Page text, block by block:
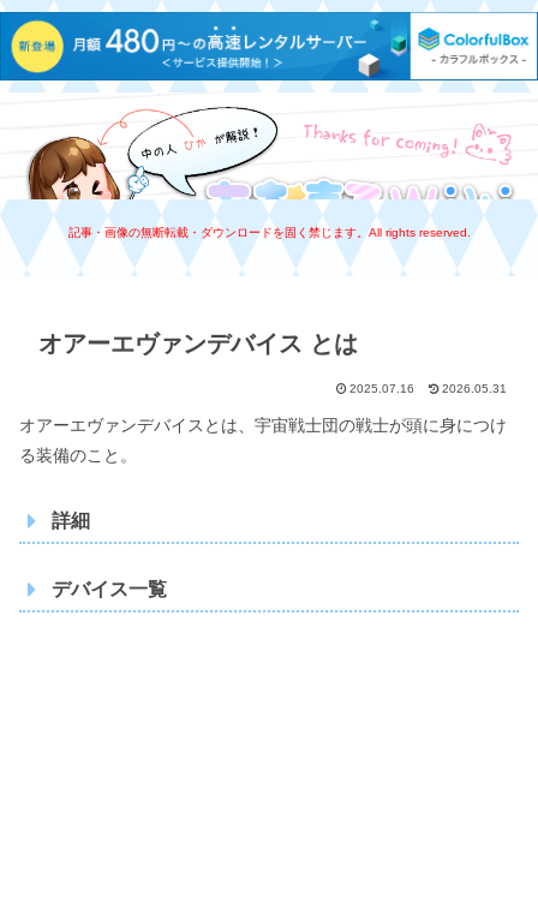
あおまるWiki
記事・画像の無断転載・ダウンロードを固く禁じます。All rights reserved.
オアーエヴァンデバイス とは
2025.07.16 2026.05.31
オアーエヴァンデバイスとは、宇宙戦士団の戦士が頭に身につけ
る装備のこと。
詳細
デバイス一覧